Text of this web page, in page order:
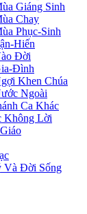
Giáng Sinh
Chay
Phục-Sinh
Hiến
Đời
Đình
Khen Chúa
Ngoài
Ca Khác
Không Lời
Và Đời Sống